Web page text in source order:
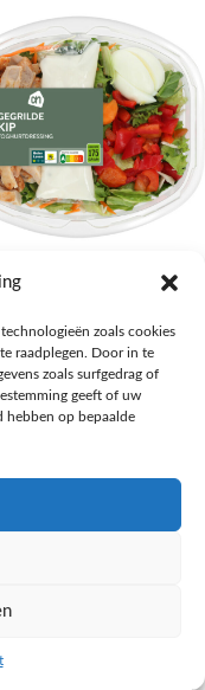
zoals cookies
raadplegen. Door in te
zoals surfgedrag of
geeft of uw
hebben op bepaalde
Maaltijden
€3,39
NAAR AH